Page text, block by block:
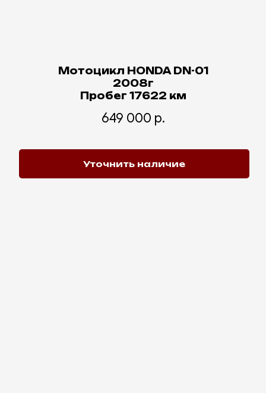
Мотоцикл HONDA DN-01
2008г
Пробег 17622 км
649 000 р.
Уточнить наличие